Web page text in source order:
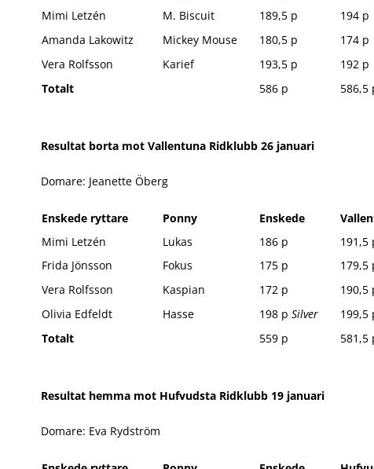
Mimi Letzén
M. Biscuit 189,5 p
194 p
Amanda Lakowitz
Mickey Mouse 180,5 p
174 p
Vera Rolfsson
Karief 193,5 p 192 p
Totalt
586 p 586,5
Resultat borta mot Vallentuna Ridklubb 26 januari
Domare: Jeanette Öberg
Enskede ryttare Ponny Enskede
Mimi Letzén
Lukas 186 p
191,5
Frida Jönsson
Fokus 175 p
179,5
Vera Rolfsson
Kaspian 172 p
190,5
Olivia Edfeldt
Hasse 198 p Silver 199,5
Totalt
559 p 581,5
Resultat hemma mot Hufvudsta Ridklubb 19 januari
Domare: Eva Rydström